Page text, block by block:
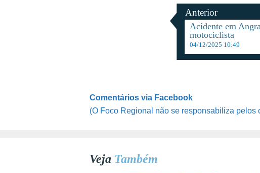
Anterior
Acidente em
motociclista
04/12/2025 10:49
Comentários via Facebook
(O Foco Regional não se responsabiliza
Veja Também